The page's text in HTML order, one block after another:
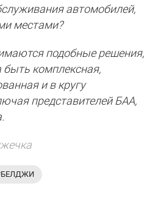
автомобилей,
местами?
подобные решения,
комплексная,
и в кругу
представителей БАА,